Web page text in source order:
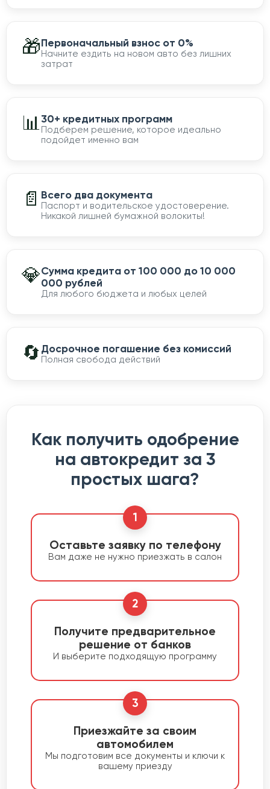
🎁Первоначальный взнос от 0%
Начните ездить на новом авто без лишних
затрат
📊30+ кредитных программ
Подберем решение, которое идеально
подойдет именно вам
📄 Всего два документа
Паспорт и водительское удостоверение.
Никакой лишней бумажной волокиты!
💎Сумма кредита от 100 000 до 10 000
000 рублей
Для любого бюджета и любых целей
🔄 Досрочное погашение без комиссий
Полная свобода действий
Как получить одобрение
на автокредит за 3
простых шага?
1
Оставьте заявку по телефону
Вам даже не нужно приезжать в салон
2
Получите предварительное
решение от банков
И выберите подходящую программу
3
Приезжайте за своим
автомобилем
Мы подготовим все документы и ключи к
вашему приезду